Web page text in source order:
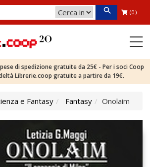
(0)
di spedizione gratuite da 25€ - Per i soci Coop
Librerie.coop gratuite a partire da 19€.
e Fantasy Fantasy Onolaim